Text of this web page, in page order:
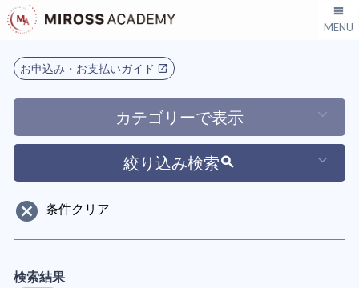
お申込み・お支払いガイド
カテゴリーで表示
絞り込み検索
検索結果